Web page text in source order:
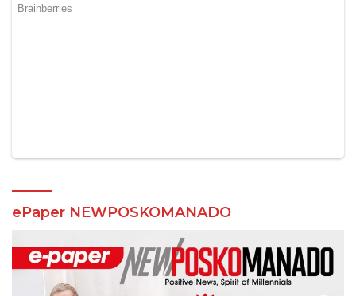
ePaper NEWPOSKOMANADO